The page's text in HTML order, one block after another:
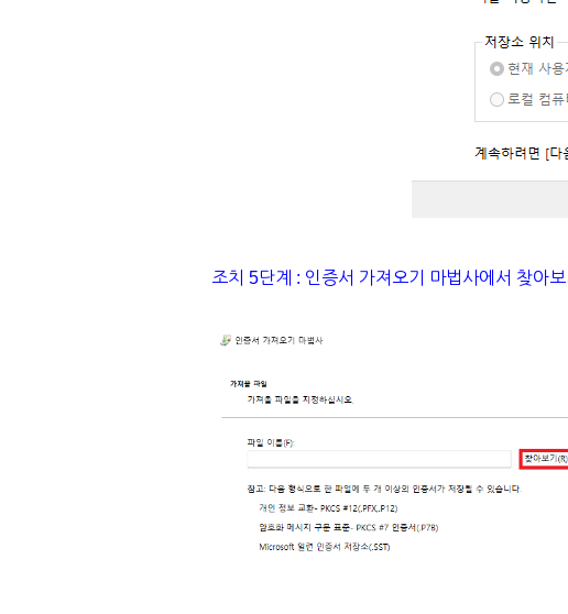
조치 5단계 : 인증서 가져오기 마법사에서 찾아